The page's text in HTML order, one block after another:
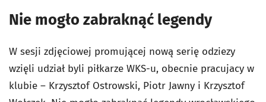
Nie mogło zabraknąć legendy
W sesji zdjęciowej promującej nową serię odziezy
wzięli udział byli piłkarze WKS-u, obecnie pracujacy w
klubie – Krzysztof Ostrowski, Piotr Jawny i Krzysztof